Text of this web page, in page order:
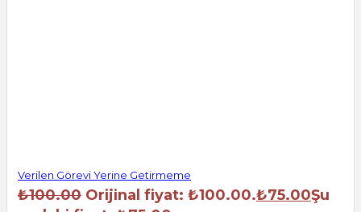
Verilen Görevi Yerine Getirmeme
₺100.00 Orijinal fiyat: ₺100.00.₺75.00Şu